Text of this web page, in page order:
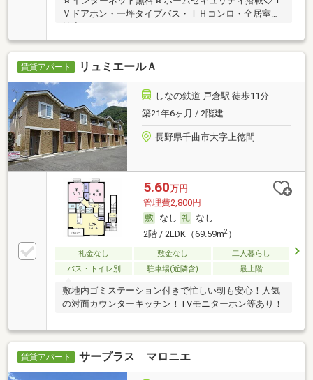
Ｖドアホン・一坪タイプバス・ＩＨコンロ・全居室収
賃貸アパート リュミエールＡ
しなの鉄道 戸倉駅 徒歩11分
築21年6ヶ月 / 2階建
長野県千曲市大字上徳間
5.60万円
管理費2,800円
なし
なし
2階 / 2LDK（69.59m2）
礼金なし 敷金なし
二人暮らし
バス・トイレ別
駐車場(近隣含) 最上階
敷地内ゴミステーション付きで忙しい朝も安心！人気
の対面カウンターキッチン！TVモニターホン等あり！
賃貸アパート サープラス マロニエ